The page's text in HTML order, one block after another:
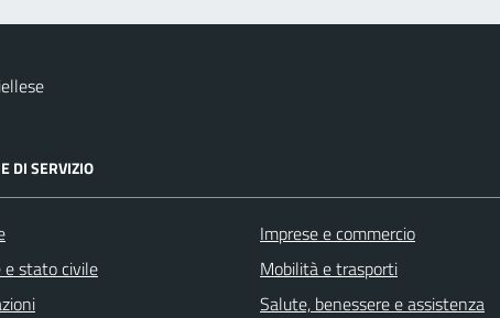
DI SERVIZIO
e stato civile
Imprese e commercio
Mobilità e trasporti
Salute, benessere e assistenza